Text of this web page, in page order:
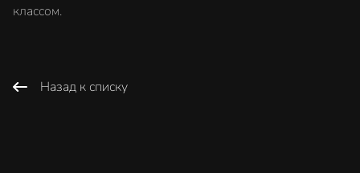
классом.
Назад к списку